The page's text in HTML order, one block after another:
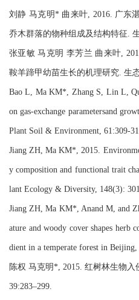
刘静 马克明* 曲来叶, 2016. 广东
乔木群落的物种组成及结构特征.
张亚敏 马克明 李芳兰 曲来叶,
鞍羊蹄甲幼苗生长的机理研究. 生
Bao L, Ma KM*, Zhang S, Lin L,
on gas-exchange parametersand
Plant Soil & Environment, 61:309-
Jiang ZH, Ma KM*, 2015.
y composition and functional trait
lant Ecology & Diversity, 148(3):
Jiang ZH, Ma KM*, Anand M, and
ature and woody cover shapes herb
dient in a temperate forest in Beijing,
陈权 马克明*, 2015. 红树林生物
39:283–299.